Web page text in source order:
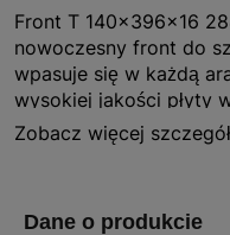
Front T 140x396x16
nowoczesny front do
wpasuje się w każdą
wysokiej jakości płyty
zapewnia nie tylko
trwałość i odporność
zestawie znajdują się
Zobacz więcej